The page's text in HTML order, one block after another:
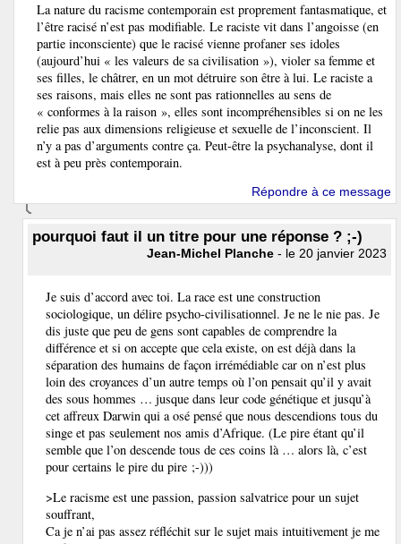
La nature du racisme contemporain est proprement fantasmatique, et
l’être racisé n’est pas modifiable. Le raciste vit dans l’angoisse (en
partie inconsciente) que le racisé vienne profaner ses idoles
(aujourd’hui « les valeurs de sa civilisation »), violer sa femme et
ses filles, le châtrer, en un mot détruire son être à lui. Le raciste a
ses raisons, mais elles ne sont pas rationnelles au sens de
« conformes à la raison », elles sont incompréhensibles si on ne les
relie pas aux dimensions religieuse et sexuelle de l’inconscient. Il
n’y a pas d’arguments contre ça. Peut-être la psychanalyse, dont il
est à peu près contemporain.
Répondre à ce message
pourquoi faut il un titre pour une réponse ? ;-)
Jean-Michel Planche - le 20 janvier 2023
Je suis d’accord avec toi. La race est une construction
sociologique, un délire psycho-civilisationnel. Je ne le nie pas. Je
dis juste que peu de gens sont capables de comprendre la
différence et si on accepte que cela existe, on est déjà dans la
séparation des humains de façon irrémédiable car on n’est plus
loin des croyances d’un autre temps où l’on pensait qu’il y avait
des sous hommes … jusque dans leur code génétique et jusqu’à
cet affreux Darwin qui a osé pensé que nous descendions tous du
singe et pas seulement nos amis d’Afrique. (Le pire étant qu’il
semble que l’on descende tous de ces coins là … alors là, c’est
pour certains le pire du pire ;-)))
>Le racisme est une passion, passion salvatrice pour un sujet
souffrant,
Ca je n’ai pas assez réfléchit sur le sujet mais intuitivement je me